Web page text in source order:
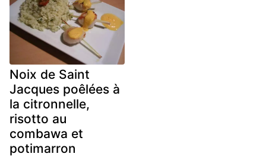
Noix de Saint
Jacques poêlées à
la citronnelle,
risotto au
combawa et
potimarron